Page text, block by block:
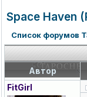
Space Haven
Список форумов
Автор
FitGirl